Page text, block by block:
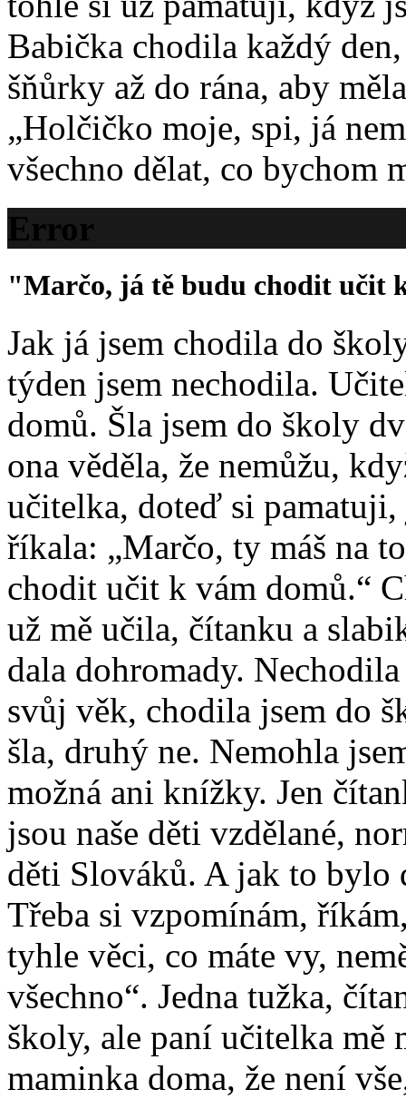
Babička chodila každý
šňůrky až do rána, aby
„Holčičko moje, spi, já
všechno dělat, co bychom
Error
"Marčo, já tě budu chodit učit
Jak já jsem chodila do
týden jsem nechodila.
domů. Šla jsem do školy
ona věděla, že nemůžu,
učitelka, doteď si
říkala: „Marčo, ty máš na
chodit učit k vám domů.“
už mě učila, čítanku a
dala dohromady.
svůj věk, chodila jsem do
šla, druhý ne. Nemohla
možná ani knížky. Jen
jsou naše děti vzdělané,
děti Slováků. A jak to bylo
Třeba si vzpomínám,
tyhle věci, co máte vy,
všechno“. Jedna tužka,
školy, ale paní učitelka mě
maminka doma, že není